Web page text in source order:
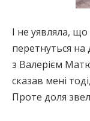
І не уявляла,
перетнуться на
з Валерієм
сказав мені
Проте доля